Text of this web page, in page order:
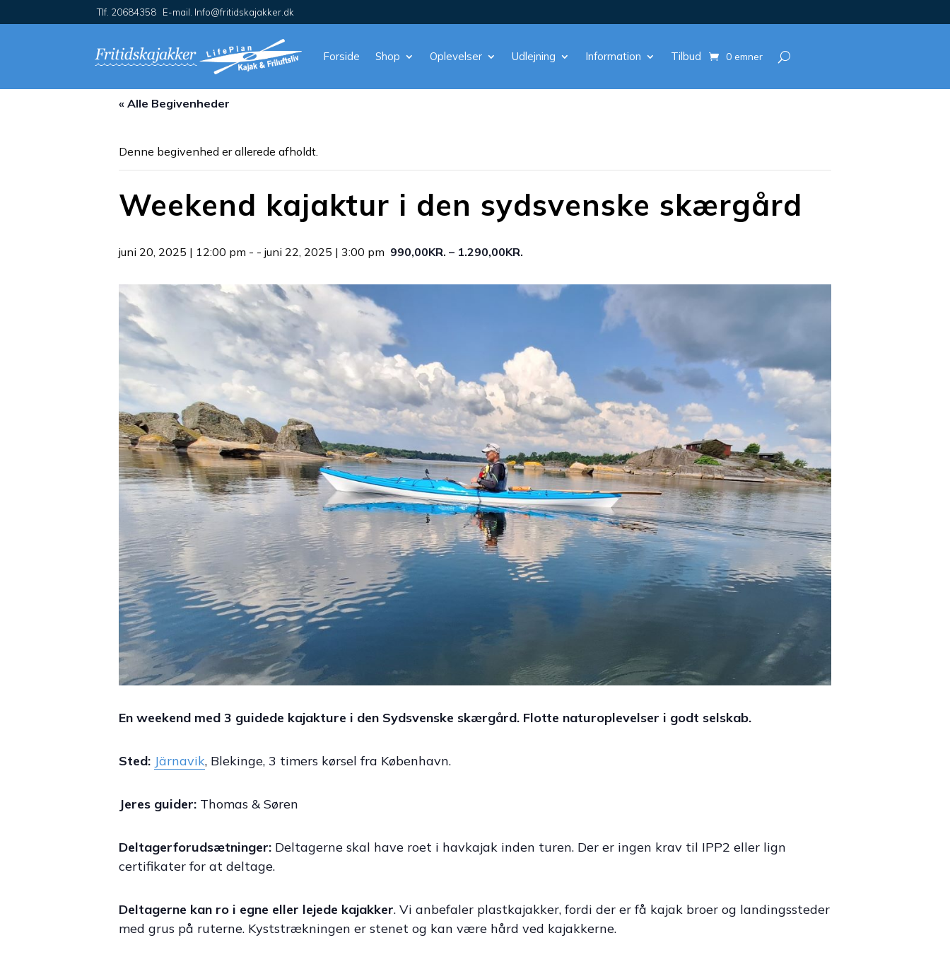
Tlf. 20684358 E-mail. Info@fritidskajakker.dk
Forside Shop Oplevelser Udlejning Information Tilbud 0 emner
« Alle Begivenheder
Denne begivenhed er allerede afholdt.
Weekend kajaktur i den sydsvenske skærgård
juni 20, 2025 | 12:00 pm - - juni 22, 2025 | 3:00 pm 990,00KR. – 1.290,00KR.
En weekend med 3 guidede kajakture i den Sydsvenske skærgård. Flotte naturoplevelser i godt selskab.
Sted: Järnavik, Blekinge, 3 timers kørsel fra København.
Jeres guider: Thomas & Søren
Deltagerforudsætninger: Deltagerne skal have roet i havkajak inden turen. Der er ingen krav til IPP2 eller lign
certifikater for at deltage.
Deltagerne kan ro i egne eller lejede kajakker. Vi anbefaler plastkajakker, fordi der er få kajak broer og landingssteder
med grus på ruterne. Kyststrækningen er stenet og kan være hård ved kajakkerne.